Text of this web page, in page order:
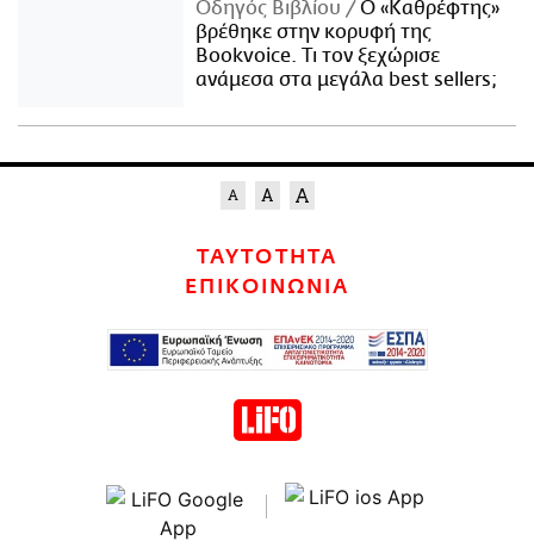
Οδηγός Βιβλίου
Ο «Καθρέφτης»
βρέθηκε στην κορυφή της
Bookvoice. Τι τον ξεχώρισε
ανάμεσα στα μεγάλα best sellers;
ΤΑΥΤΟΤΗΤΑ
ΕΠΙΚΟΙΝΩΝΙΑ